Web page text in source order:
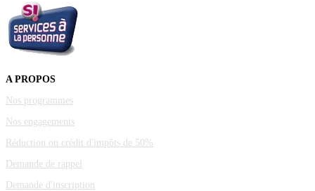
A PROPOS
Nos programmes
Nos engagements
Réduction ou crédit d'impôts de 50%
Demande de rappel
Demande d'inscription